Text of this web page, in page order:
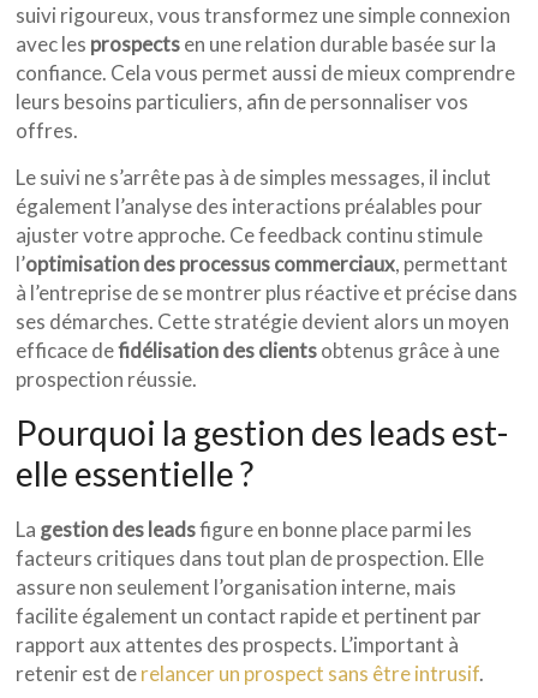
suivi rigoureux, vous transformez une simple connexion
avec les prospectsen une relation durable basée sur la
confiance. Cela vous permet aussi de mieux comprendre
leurs besoins particuliers, afin de personnaliser vos
offres.
Le suivi ne s’arrête pas à de simples messages, il inclut
également l’analyse des interactions préalables pour
ajuster votre approche. Ce feedback continu stimule
l’optimisation des processus commerciaux, permettant
à l’entreprise de se montrer plus réactive et précise dans
ses démarches. Cette stratégie devient alors un moyen
efficace defidélisation des clientsobtenus grâce à une
prospection réussie.
Pourquoi la gestion des leads est-
elle essentielle ?
La gestion des leadsfigure en bonne place parmi les
facteurs critiques dans tout plan de prospection. Elle
assure non seulement l’organisation interne, mais
facilite également un contact rapide et pertinent par
rapport aux attentes des prospects. L’important à
retenir est derelancer un prospect sans être intrusif.